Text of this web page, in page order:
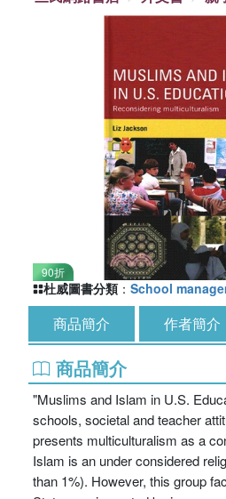
90折
杜威圖書分類 ： School
商品簡介 作者簡介
商品簡介
"Muslims and Islam in U.S.
schools, societal and teacher
presents multiculturalism as a
Islam is an under considered
than 1%). However, this group